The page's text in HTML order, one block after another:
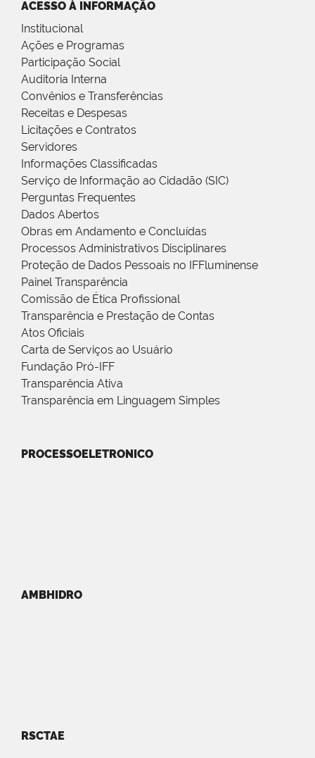
ACESSO À INFORMAÇÃO
Institucional
Ações e Programas
Participação Social
Auditoria Interna
Convênios e Transferências
Receitas e Despesas
Licitações e Contratos
Servidores
Informações Classificadas
Serviço de Informação ao Cidadão (SIC)
Perguntas Frequentes
Dados Abertos
Obras em Andamento e Concluídas
Processos Administrativos Disciplinares
Proteção de Dados Pessoais no IFFluminense
Painel Transparência
Comissão de Ética Profissional
Transparência e Prestação de Contas
Atos Oficiais
Carta de Serviços ao Usuário
Fundação Pró-IFF
Transparência Ativa
Transparência em Linguagem Simples
PROCESSOELETRONICO
AMBHIDRO
RSCTAE